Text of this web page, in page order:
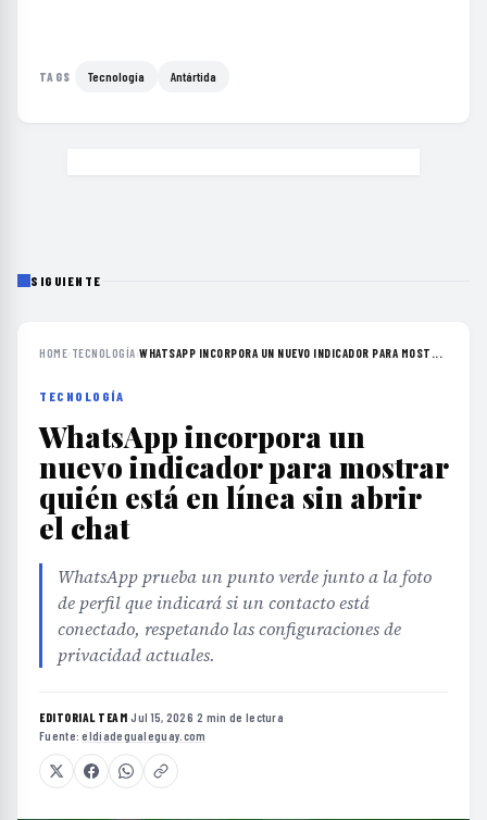
TAGS Tecnología Antártida
SIGUIENTE
HOME› TECNOLOGÍA›WHATSAPP INCORPORA UN NUEVO INDICADOR PARA MOST...
TECNOLOGÍA
WhatsApp incorpora un
nuevo indicador para mostrar
quién está en línea sin abrir
el chat
WhatsApp prueba un punto verde junto a la foto
de perfil que indicará si un contacto está
conectado, respetando las configuraciones de
privacidad actuales.
EDITORIAL TEAM·Jul 15, 2026·2 min de lectura·
Fuente:eldiadegualeguay.com